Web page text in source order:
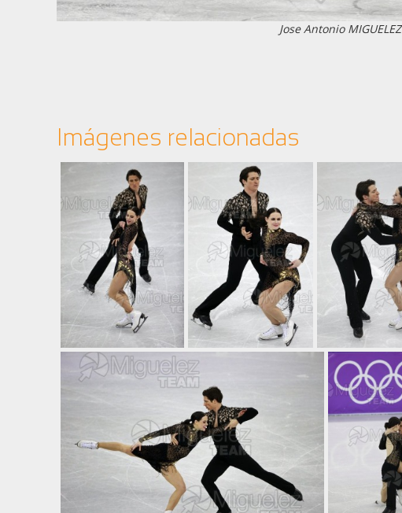
Jose Antonio MIGUELEZ
Imágenes relacionadas